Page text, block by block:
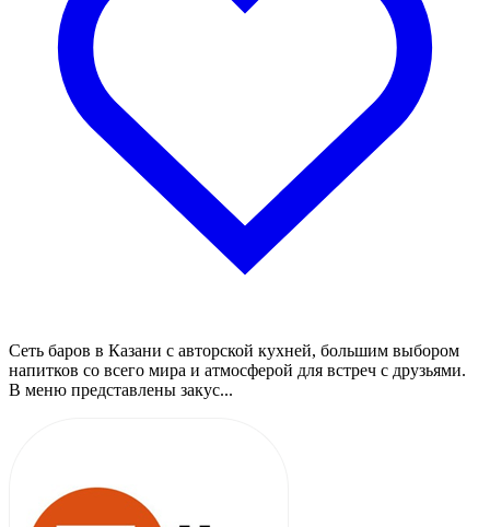
Сеть баров в Казани с авторской кухней, большим выбором
напитков со всего мира и атмосферой для встреч с друзьями.
В меню представлены закус...